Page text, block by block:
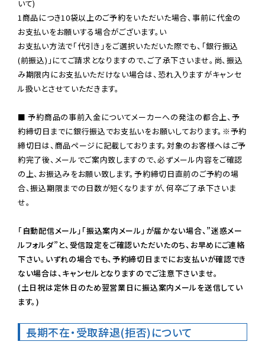
いて)
1商品につき10袋以上のご予約をいただいた場合、事前に代金の
お支払いをお願いする場合がございます。い
お支払い方法で「代引き」をご選択いただいた際でも、「銀行振込
(前振込)」にてご請求となりますので、ご了承下さいませ。尚、振込
み期限内にお支払いただけない場合は、恐れ入りますがキャンセ
ル扱いとさせていただきます。
■ 予約商品の事前入金についてメーカーへの発注の都合上、予
約締切日までに銀行振込でお支払いをお願いしております。※予約
締切日は、商品ページに記載しております。対象のお客様へはご予
約完了後、メールでご案内致しますので、必ずメール内容をご確認
の上、お振込みをお願い致します。予約締切日直前のご予約の場
合、振込期限までの日数が短くなりますが、何卒ご了承下さいま
せ。
「自動配信メール」「振込案内メール」が届かない場合、”迷惑メー
ルフォルダ”と、受信設定をご確認いただいたのち、お早めにご連絡
下さい。いずれの場合でも、予約締切日までにお支払いが確認でき
ない場合は、キャンセルとなりますのでご注意下さいませ。
(土日祝は定休日のため翌営業日に振込案内メールを送信してい
ます。)
長期不在・受取辞退(拒否)について